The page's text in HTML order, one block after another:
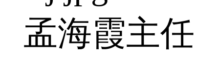
孟海霞主任